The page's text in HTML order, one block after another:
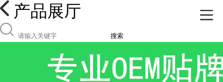
产品展厅
搜索